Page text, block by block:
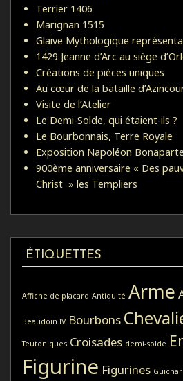
Terrier 1406
Marignan 1515
Glaive Mythologique
1429 Jeanne d’Arc au siège
Créations de pièces uniques
Au cœur de la bataille
Visite de l’Atelier
Le Demi-Solde, qui étaient-ils ?
Le Bourbonnais, Terre Royale
Exposition Napoléon
900ème anniversaire « Des
Christ » les Templiers
ÉTIQUETTES
Affiche de placard Antiquité Arme
Beaudoin IV Bourbons
Teutoniques Croisades demi-solde
Figurine Figurines